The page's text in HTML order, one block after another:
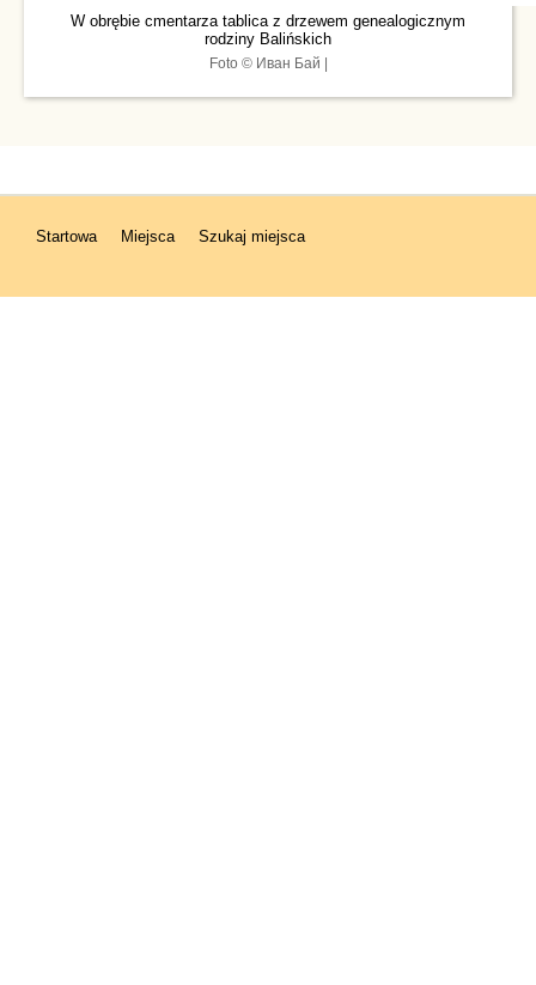
W obrębie cmentarza tablica z drzewem genealogicznym
rodziny Balińskich
Foto © Иван Бай |
Startowa Miejsca Szukaj miejsca